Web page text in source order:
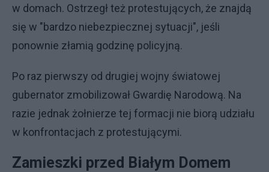
w domach. Ostrzegł też protestujących, że znajdą
się w "bardzo niebezpiecznej sytuacji", jeśli
ponownie złamią godzinę policyjną.
Po raz pierwszy od drugiej wojny światowej
gubernator zmobilizował Gwardię Narodową. Na
razie jednak żołnierze tej formacji nie biorą udziału
w konfrontacjach z protestującymi.
Zamieszki przed Białym Domem